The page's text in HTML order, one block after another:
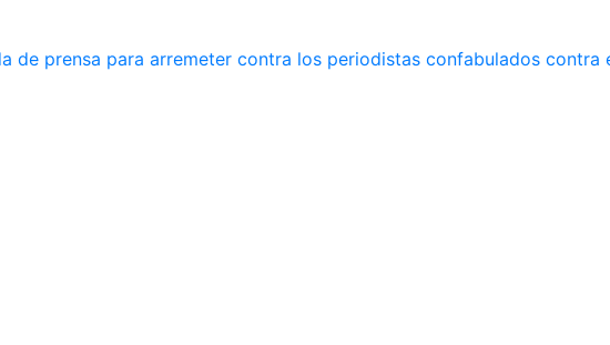
de prensa para arremeter contra los periodistas confabulados contra